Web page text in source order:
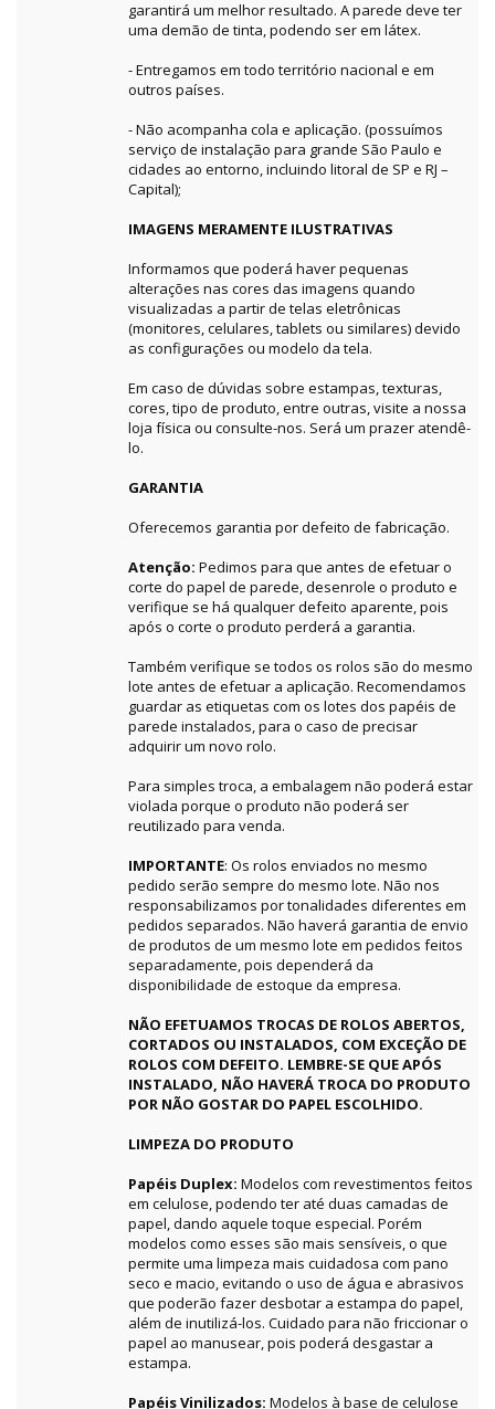
garantirá um melhor resultado. A parede deve ter
uma demão de tinta, podendo ser em látex.
- Entregamos em todo território nacional e em
outros países.
- Não acompanha cola e aplicação. (possuímos
serviço de instalação para grande São Paulo e
cidades ao entorno, incluindo litoral de SP e RJ –
Capital);
IMAGENS MERAMENTE ILUSTRATIVAS
Informamos que poderá haver pequenas
alterações nas cores das imagens quando
visualizadas a partir de telas eletrônicas
(monitores, celulares, tablets ou similares) devido
as configurações ou modelo da tela.
Em caso de dúvidas sobre estampas, texturas,
cores, tipo de produto, entre outras, visite a nossa
loja física ou consulte-nos. Será um prazer atendê-
lo.
GARANTIA
Oferecemos garantia por defeito de fabricação.
Atenção: Pedimos para que antes de efetuar o
corte do papel de parede, desenrole o produto e
verifique se há qualquer defeito aparente, pois
após o corte o produto perderá a garantia.
Também verifique se todos os rolos são do mesmo
lote antes de efetuar a aplicação. Recomendamos
guardar as etiquetas com os lotes dos papéis de
parede instalados, para o caso de precisar
adquirir um novo rolo.
Para simples troca, a embalagem não poderá estar
violada porque o produto não poderá ser
reutilizado para venda.
IMPORTANTE: Os rolos enviados no mesmo
pedido serão sempre do mesmo lote. Não nos
responsabilizamos por tonalidades diferentes em
pedidos separados. Não haverá garantia de envio
de produtos de um mesmo lote em pedidos feitos
separadamente, pois dependerá da
disponibilidade de estoque da empresa.
NÃO EFETUAMOS TROCAS DE ROLOS ABERTOS,
CORTADOS OU INSTALADOS, COM EXCEÇÃO DE
ROLOS COM DEFEITO. LEMBRE-SE QUE APÓS
INSTALADO, NÃO HAVERÁ TROCA DO PRODUTO
POR NÃO GOSTAR DO PAPEL ESCOLHIDO.
LIMPEZA DO PRODUTO
Papéis Duplex: Modelos com revestimentos feitos
em celulose, podendo ter até duas camadas de
papel, dando aquele toque especial. Porém
modelos como esses são mais sensíveis, o que
permite uma limpeza mais cuidadosa com pano
seco e macio, evitando o uso de água e abrasivos
que poderão fazer desbotar a estampa do papel,
além de inutilizá-los. Cuidado para não friccionar o
papel ao manusear, pois poderá desgastar a
estampa.
Papéis Vinilizados: Modelos à base de celulose